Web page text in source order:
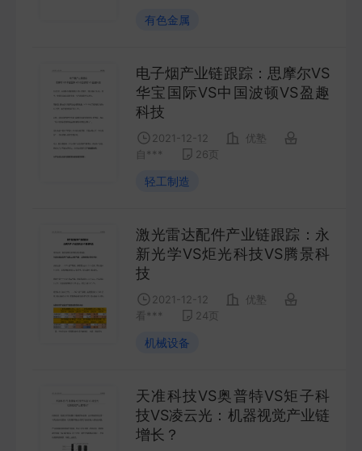
有色金属
电子烟产业链跟踪：思摩尔VS
华宝国际VS中国波顿VS盈趣
科技
2021-12-12
优塾
自***
26 页
轻工制造
激光雷达配件产业链跟踪：永
新光学VS炬光科技VS腾景科
技
2021-12-12
优塾
看***
24 页
机械设备
天准科技VS奥普特VS矩子科
技VS凌云光：机器视觉产业链
增长？